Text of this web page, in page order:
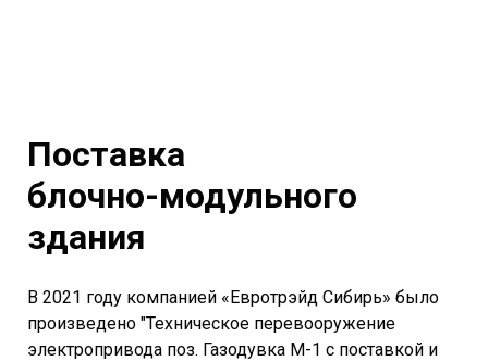
Поставка
блочно-модульного
здания
В 2021 году компанией «Евротрэйд Сибирь» было
произведено "Техническое перевооружение
электропривода поз. Газодувка М-1 с поставкой и